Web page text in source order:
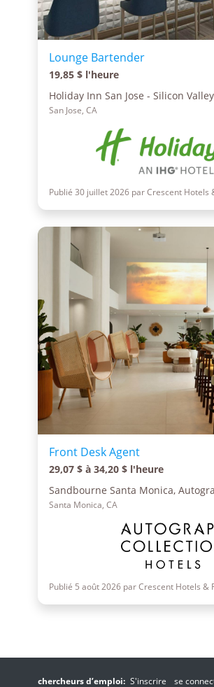
Lounge Bartender
19,85 $ l'heure
Holiday Inn San Jose - Silicon Valley
San Jose, CA
Publié 30 juillet 2026 par Crescent Hotels
Front Desk Agent
29,07 $ à 34,20 $ l'heure
Sandbourne Santa Monica,
Santa Monica, CA
Publié 5 août 2026 par Crescent Hotels &
chercheurs d’emploi: S'inscrire se